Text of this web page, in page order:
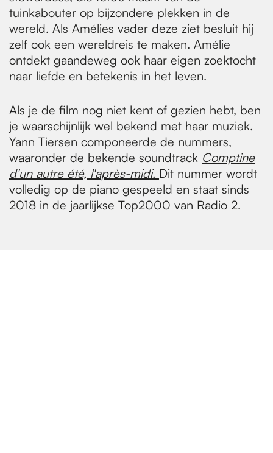
tuinkabouter op bijzondere plekken in de
wereld. Als Amélies vader deze ziet besluit hij
zelf ook een wereldreis te maken. Amélie
ontdekt gaandeweg ook haar eigen zoektocht
naar liefde en betekenis in het leven.
Als je de film nog niet kent of gezien hebt, ben
je waarschijnlijk wel bekend met haar muziek.
Yann Tiersen componeerde de nummers,
waaronder de bekende soundtrack Comptine
d'un autre été, l'après-midi. Dit nummer wordt
volledig op de piano gespeeld en staat sinds
2018 in de jaarlijkse Top2000 van Radio 2.